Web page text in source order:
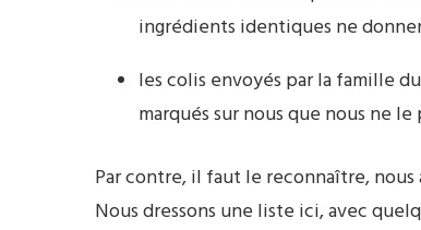
ingrédients identiques ne
les colis envoyés par la famille
marqués sur nous que nous ne le
Par contre, il faut le reconnaître,
Nous dressons une liste ici, avec